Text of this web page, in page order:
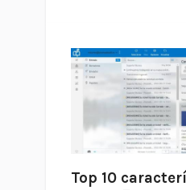
Top 10